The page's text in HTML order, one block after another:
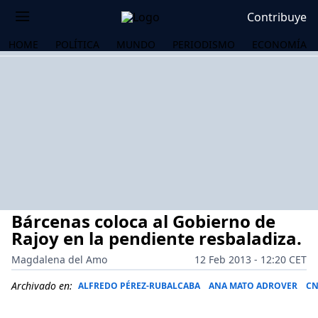
Contribuye
HOME POLÍTICA MUNDO PERIODISMO ECONOMÍA
Bárcenas coloca al Gobierno de
Rajoy en la pendiente resbaladiza.
Magdalena del Amo
12 Feb 2013 - 12:20 CET
Archivado en: ALFREDO PÉREZ-RUBALCABA ANA MATO ADROVER